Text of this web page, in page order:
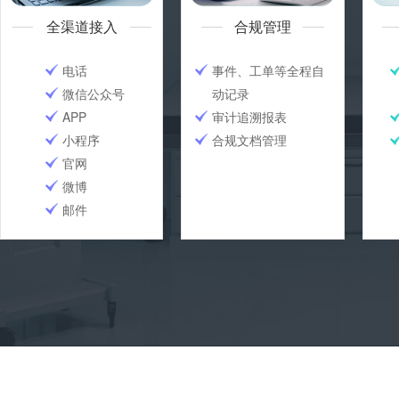
全渠道接入
电话
微信公众号
APP
小程序
官网
微博
邮件
合规管理
事件、工单等全程自
动记录
审计追溯报表
合规文档管理